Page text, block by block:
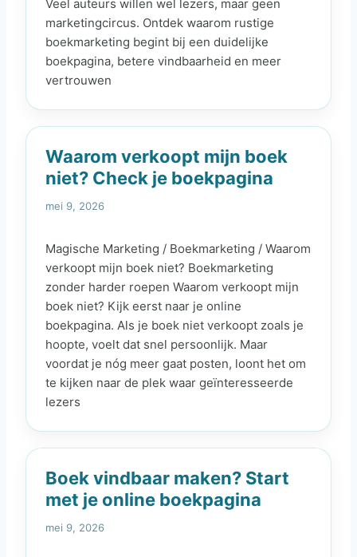
Veel auteurs willen wel lezers, maar geen
marketingcircus. Ontdek waarom rustige
boekmarketing begint bij een duidelijke
boekpagina, betere vindbaarheid en meer
vertrouwen
Waarom verkoopt mijn boek
niet? Check je boekpagina
mei 9, 2026
Magische Marketing / Boekmarketing / Waarom
verkoopt mijn boek niet? Boekmarketing
zonder harder roepen Waarom verkoopt mijn
boek niet? Kijk eerst naar je online
boekpagina. Als je boek niet verkoopt zoals je
hoopte, voelt dat snel persoonlijk. Maar
voordat je nóg meer gaat posten, loont het om
te kijken naar de plek waar geïnteresseerde
lezers
Boek vindbaar maken? Start
met je online boekpagina
mei 9, 2026